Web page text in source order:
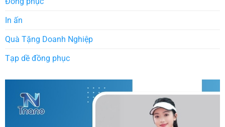
In ấn
Quà Tặng Doanh Nghiệp
Tạp dề đồng phục